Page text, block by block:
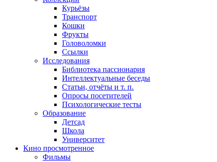
Курьёзы
Транспорт
Кошки
Фрукты
Головоломки
Ссылки
Исследования
Библиотека пассионария
Интеллектуальные беседы
Статьи, отчёты и т. п.
Опросы посетителей
Психологические тесты
Образование
Детсад
Школа
Университет
Кино просмотренное
Фильмы